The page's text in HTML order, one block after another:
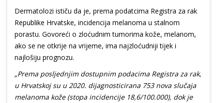
Dermatolozi ističu da je, prema podatcima Registra za rak
Republike Hrvatske, incidencija melanoma u stalnom
porastu. Govoreći o zloćudnim tumorima kože, melanom,
ako se ne otkrije na vrijeme, ima najzloćudniji tijek i
najlošiju prognozu.
„Prema posljednjim dostupnim podacima Registra za rak,
u Hrvatskoj su u 2020. dijagnosticirana 753 nova slučaja
melanoma kože (stopa incidencije 18,6/100.000), dok je